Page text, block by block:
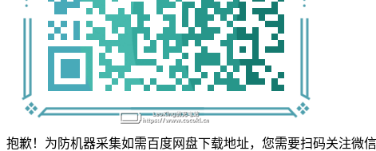
抱歉！为防机器采集如需百度网盘下载地址，您需要扫码关注微